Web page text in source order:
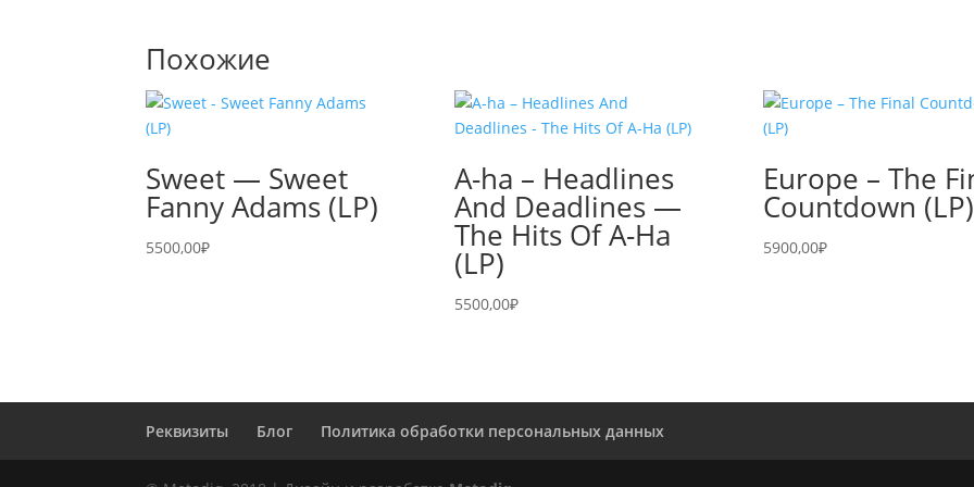
Похожие
Sweet — Sweet
Fanny Adams (LP)
5500,00₽
A-ha – Headlines
And Deadlines —
The Hits Of A-Ha
(LP)
5500,00₽
Europe – The
Countdown (LP)
5900,00₽
Реквизиты Блог Политика обработки персональных данных